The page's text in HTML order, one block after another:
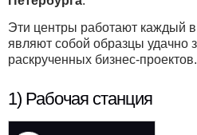
Эти центры работают каждый
являют собой образцы удачно
раскрученных бизнес-проектов.
1) Рабочая станция